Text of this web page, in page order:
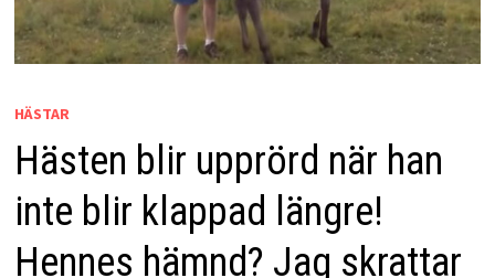
HÄSTAR
Hästen blir upprörd när han
inte blir klappad längre!
Hennes hämnd? Jag skrattar